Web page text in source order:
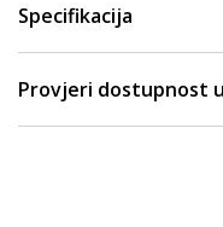
Specifikacija
Provjeri dostupnost